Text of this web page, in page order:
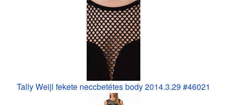
Tally Weijl fekete neccbetétes body 2014.3.29 #46021